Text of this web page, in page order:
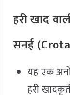
हरी खाद
सनई
यह एक
हरी